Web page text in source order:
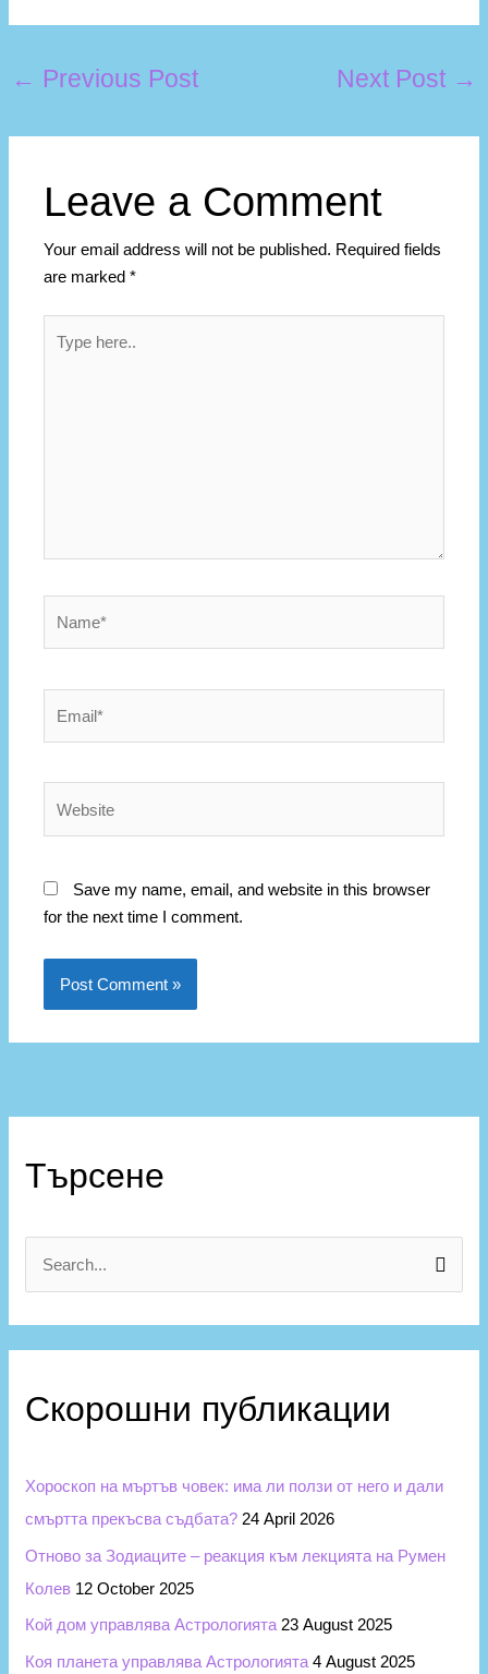
← Previous Post Next Post →
Leave a Comment
Your email address will not be published. Required fields
are marked*
here..
Save my name, email, and website in this browser
for the next time I comment.
Търсене
c
:
Скорошни публикации
Хороскоп на мъртъв човек: има ли ползи от него и дали
смъртта прекъсва съдбата? 24 April 2026
Отново за Зодиаците – реакция към лекцията на Румен
Колев 12 October 2025
Кой дом управлява Астрологията 23 August 2025
Коя планета управлява Астрологията 4 August 2025
а
о
р
и